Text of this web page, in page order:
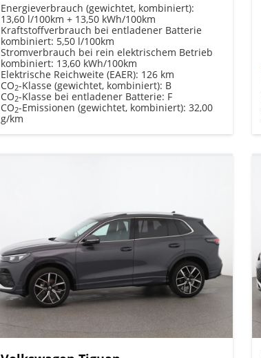
Energieverbrauch (gewichtet, kombiniert):
13,60 l/100km + 13,50 kWh/100km
Kraftstoffverbrauch bei entladener Batterie
kombiniert: 5,50 l/100km
Stromverbrauch bei rein elektrischem Betrieb
kombiniert: 13,60 kWh/100km
Elektrische Reichweite (EAER): 126 km
CO2-Klasse (gewichtet, kombiniert): B
CO2-Klasse bei entladener Batterie: F
CO2-Emissionen (gewichtet, kombiniert): 32,00
g/km